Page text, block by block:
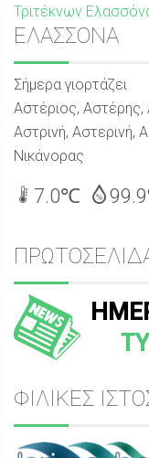
Τριτέκνων
Sidebar
ΕΛΑΣΣΟΝΑ
Σήμερα γιορτάζει
Αστέριος,
Αστρινή, Αστερινή,
Νικάνορας
7.0℃
ΦΙΛΙΚΕΣ